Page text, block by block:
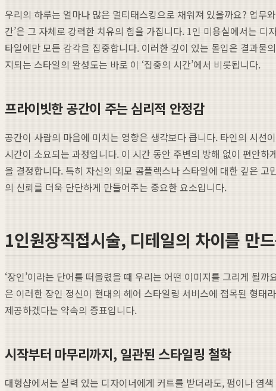
우리의 하루는 얼마나 많은 멀티태스킹으로 채워져 있을까요? 업무
간’은 그 자체로 강력한 치유의 힘을 가집니다. 1인 미용실에서는
타일에만 모든 감각을 집중합니다. 이러한 깊이 있는 몰입은 결과
지되는 스타일의 완성도는 바로 이 ‘집중의 시간’에서 비롯됩니다.
프라이빗한 공간이 주는 심리적 안정감
공간이 사람의 마음에 미치는 영향은 생각보다 큽니다. 타인의 시선
시간이 소요되는 과정입니다. 이 시간 동안 주변의 방해 없이 편안
을 결정합니다. 특히 자신의 외모 콤플렉스나 스타일에 대한 깊은
의 신뢰를 더욱 단단하게 만들어주는 중요한 요소입니다.
1인원장직접시술, 디테일의 차이를 만
‘장인’이라는 단어를 떠올렸을 때 우리는 어떤 이미지를 그리게 될
은 이러한 장인 정신이 현대의 헤어 스타일링 서비스에 접목된 형태
제공하겠다는 약속의 증표입니다.
시작부터 마무리까지, 일관된 스타일링 철학
대형샵에서는 실력 있는 디자이너에게 커트를 받더라도, 펌이나 염